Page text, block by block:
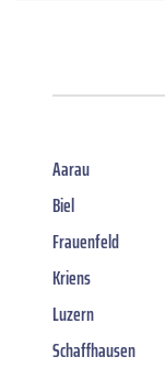
Aarau
Biel
Frauenfeld
Kriens
Luzern
Schaffhausen